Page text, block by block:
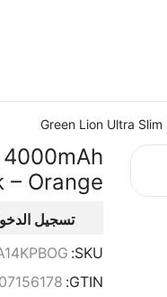
Green Lion Ultra
– Orange
تسجيل
SKU:
GTIN: